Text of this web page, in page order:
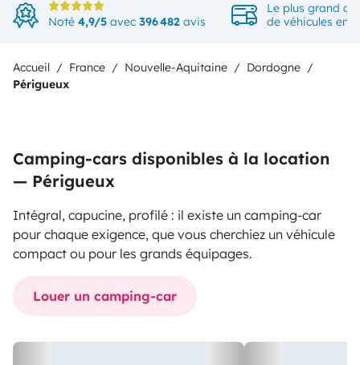
Noté 4,9/5 avec 396 482 avis
Le plus grand
de véhicules en
Accueil France Nouvelle-Aquitaine
Dordogne
Périgueux
Camping-cars disponibles à la location
— Périgueux
Intégral, capucine, profilé : il existe un camping-car
pour chaque exigence, que vous cherchiez un véhicule
compact ou pour les grands équipages.
Louer un camping-car